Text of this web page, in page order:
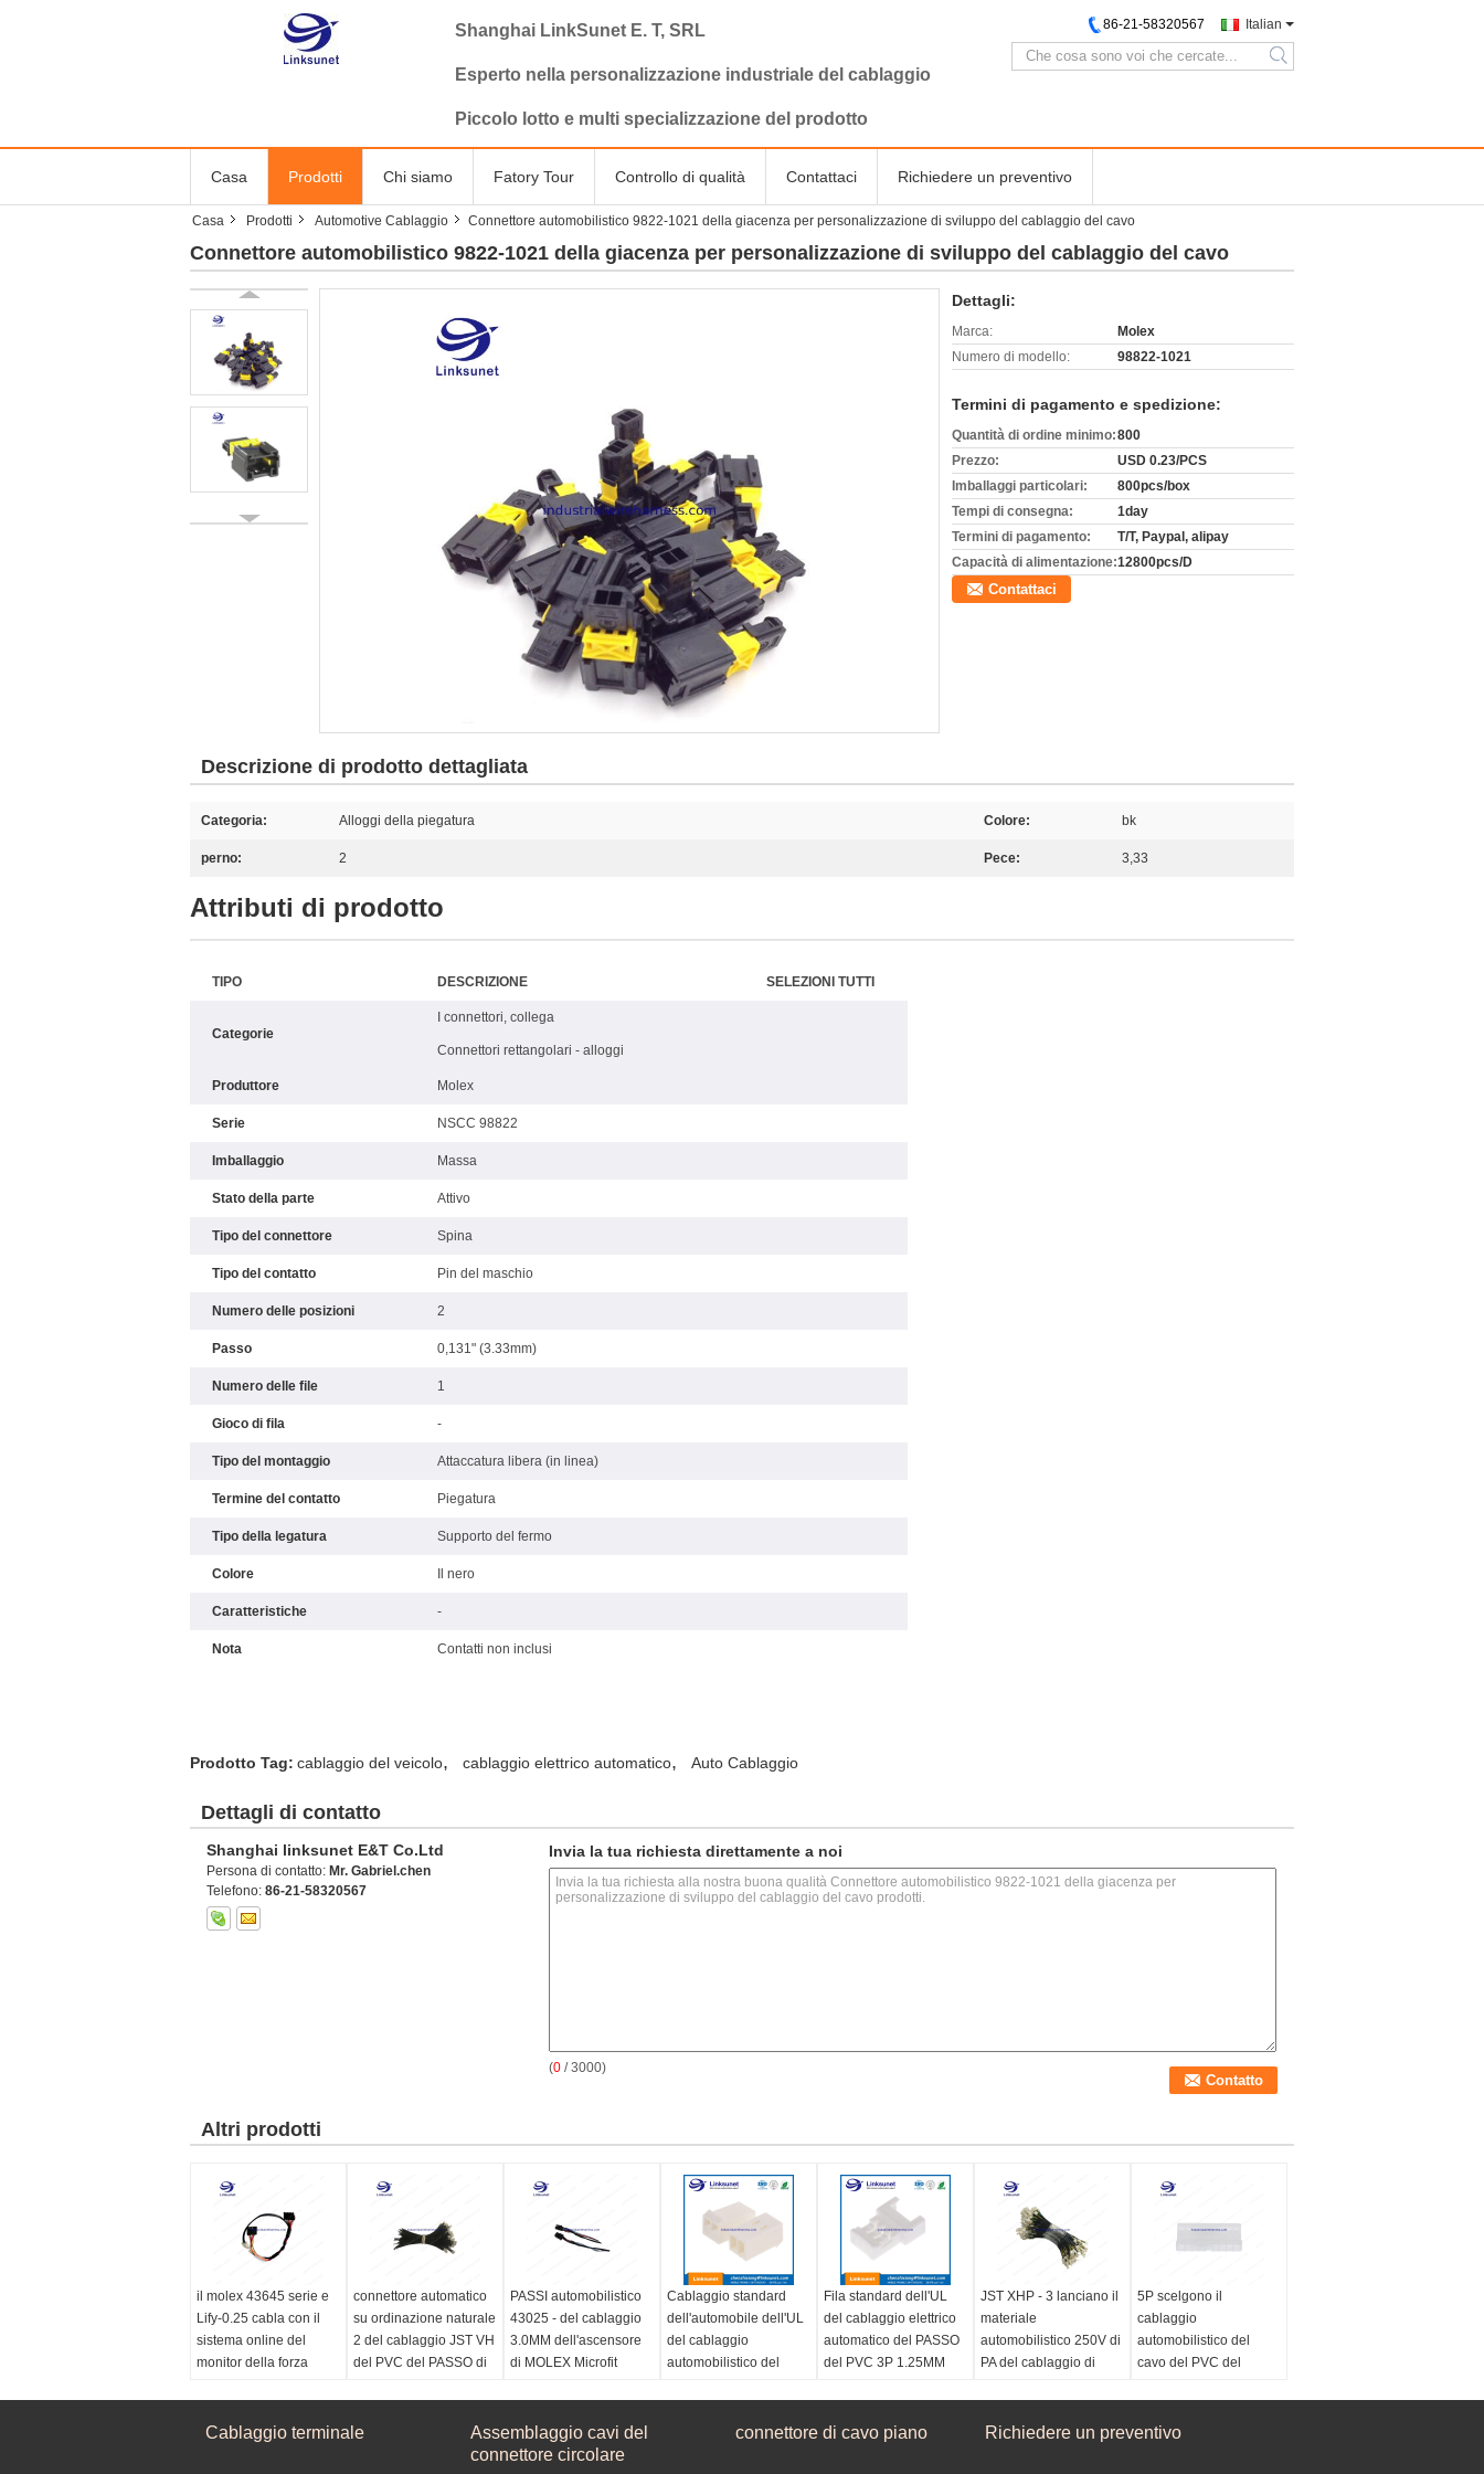
Shanghai LinkSunet E. T, SRL
Esperto nella personalizzazione industriale del cablaggio
Piccolo lotto e multi specializzazione del prodotto
Italian
86-21-58320567
search
Casa Prodotti Chi siamo Fatory Tour Controllo di qualità Contattaci Richiedere un preventivo
Casa Prodotti Automotive Cablaggio Connettore automobilistico 9822-1021 della giacenza per personalizzazione di sviluppo del cablaggio del cavo
Connettore automobilistico 9822-1021 della giacenza per personalizzazione di sviluppo del cablaggio del cavo
Dettagli:
Marca:
Molex
Numero di modello:
98822-1021
Termini di pagamento e spedizione:
Quantità di ordine minimo:800
Prezzo:
USD 0.23/PCS
Imballaggi particolari:
800pcs/box
Tempi di consegna:
1day
Termini di pagamento:
T/T, Paypal, alipay
Capacità di alimentazione:12800pcs/D
Contattaci
Descrizione di prodotto dettagliata
Categoria: Alloggi della piegatura Colore: bk
perno: 2 Pece: 3,33
Attributi di prodotto
TIPO DESCRIZIONE SELEZIONI TUTTI
Categorie
I connettori, collega
Connettori rettangolari - alloggi
Produttore Molex
Serie NSCC 98822
Imballaggio Massa
Stato della parte Attivo
Tipo del connettore Spina
Tipo del contatto Pin del maschio
Numero delle posizioni 2
Passo 0,131" (3.33mm)
Numero delle file 1
Gioco di fila -
Tipo del montaggio Attaccatura libera (in linea)
Termine del contatto Piegatura
Tipo della legatura Supporto del fermo
Colore Il nero
Caratteristiche -
Nota Contatti non inclusi
Prodotto Tag: cablaggio del veicolo, cablaggio elettrico automatico, Auto Cablaggio
Dettagli di contatto
Shanghai linksunet E&T Co.Ltd
Persona di contatto: Mr. Gabriel.chen
Telefono: 86-21-58320567
Invia la tua richiesta direttamente a noi
(0 / 3000)
Altri prodotti
il molex 43645 serie e
Lify-0.25 cabla con il
sistema online del
monitor della forza
Colore:Bk
connettore automatico
su ordinazione naturale
2 del cablaggio JST VH
del PVC del PASSO di
passo:
PASSI automobilistico
43025 - del cablaggio
3.0MM dell'ascensore
di MOLEX Microfit
colore:bk
passo: 3.0 mm
Cablaggio standard
dell'automobile dell'UL
del cablaggio
automobilistico del
PA6
Fila standard dell'UL
del cablaggio elettrico
automatico del PASSO
del PVC 3P 1.25MM
colore:bk
JST XHP - 3 lanciano il
materiale
automobilistico 250V di
PA del cablaggio di
passo:2.5mm
5P scelgono il
cablaggio
automobilistico del
cavo del PVC del
fila 1.50MM per
Cablaggio terminale
Assemblaggio cavi del
connettore circolare
connettore di cavo piano Richiedere un preventivo